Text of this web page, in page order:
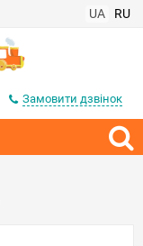
UA RU
Замовити дзвінок